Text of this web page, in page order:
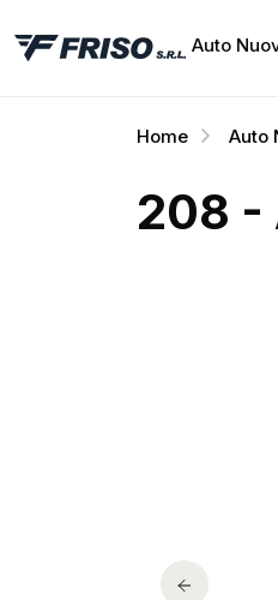
Auto
Home Auto
208 -